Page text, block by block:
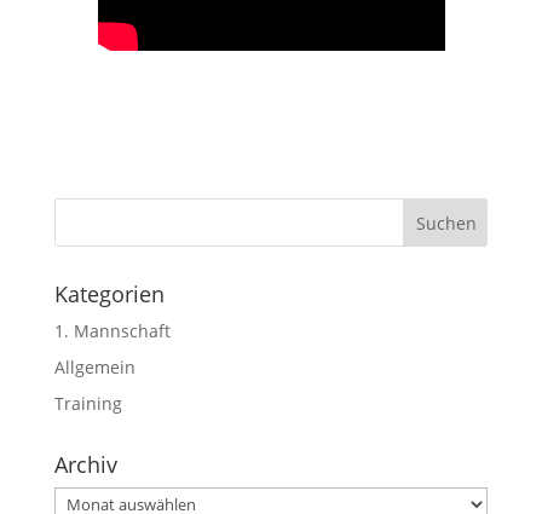
Kategorien
1. Mannschaft
Allgemein
Training
Archiv
Archiv